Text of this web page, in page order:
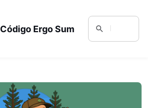
Código Ergo Sum